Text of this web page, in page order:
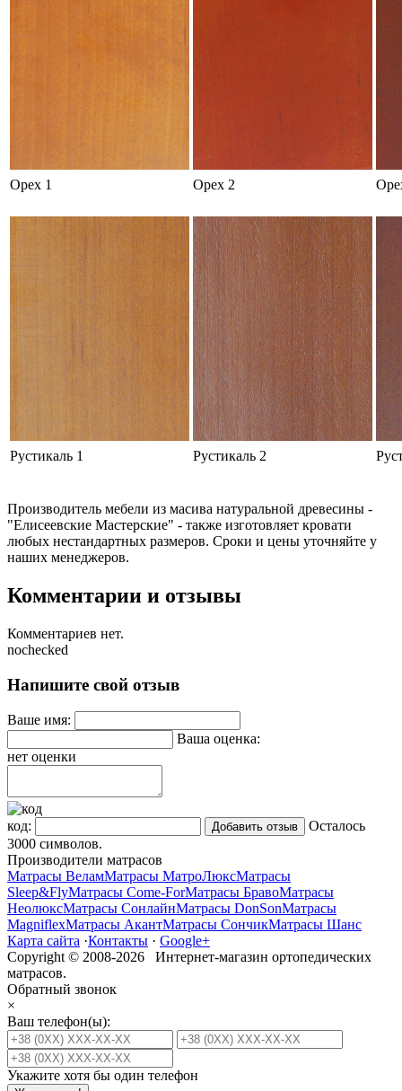
Орех 1 Орех 2
Рустикаль 1 Рустикаль 2
Производитель мебели из масива натуральной древесины -
"Елисеевские Мастерские" - также изготовляет кровати
любых нестандартных размеров. Сроки и цены уточняйте у
наших менеджеров.
Комментарии и отзывы
Комментариев нет.
nochecked
Напишите свой отзыв
Ваше имя:
Ваша оценка:
нет оценки
код:
Осталось
3000 символов.
Производители матрасов
Матрасы ВеламМатрасы МатроЛюксМатрасы
Sleep&FlyМатрасы Come-ForМатрасы БравоМатрасы
НеолюксМатрасы СонлайнМатрасы DonSonМатрасы
MagniflexМатрасы АкантМатрасы СончикМатрасы Шанс
Карта сайта ·Контакты · Google+
Copyright © 2008-2026 Интернет-магазин ортопедических
матрасов.
Обратный звонок
×
Ваш телефон(ы):
Укажите хотя бы один телефон